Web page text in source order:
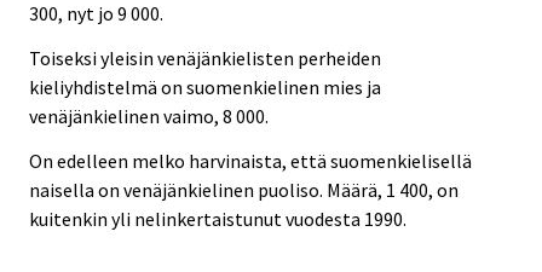
300, nyt jo 9 000.
Toiseksi yleisin venäjänkielisten perheiden
kieliyhdistelmä on suomenkielinen mies ja
venäjänkielinen vaimo, 8 000.
On edelleen melko harvinaista, että suomenkielisellä
naisella on venäjänkielinen puoliso. Määrä, 1 400, on
kuitenkin yli nelinkertaistunut vuodesta 1990.